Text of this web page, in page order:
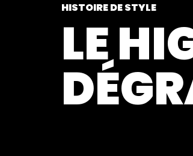
HISTOIRE DE STYLE
LE